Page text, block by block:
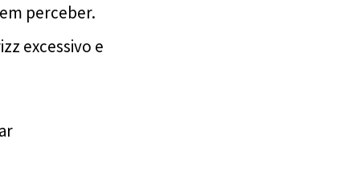
perceber.
excessivo e